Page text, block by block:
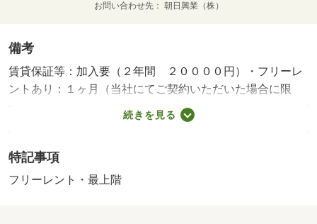
お問い合わせ先 朝日興業（株）
備考
賃貸保証等：加入要（２年間 ２００００円）・フリーレ
ントあり：１ヶ月（当社にてご契約いただいた場合に限
り、２年以上ご入居の方を対象として賃料１ヶ月分をフリ
ーレントといたします。※契約開始日から２年未満で解約
す。）・南向きの日当たりの良い住宅です。駐車場利用料
１台目無料。２台目以降月々２，０００円。
続きを見る
特記事項
フリーレント・最上階